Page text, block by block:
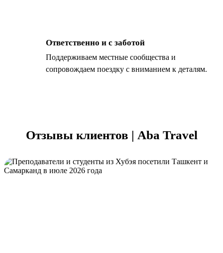
Ответственно и с заботой
Поддерживаем местные сообщества и
сопровождаем поездку с вниманием к деталям.
Отзывы клиентов | Aba Travel